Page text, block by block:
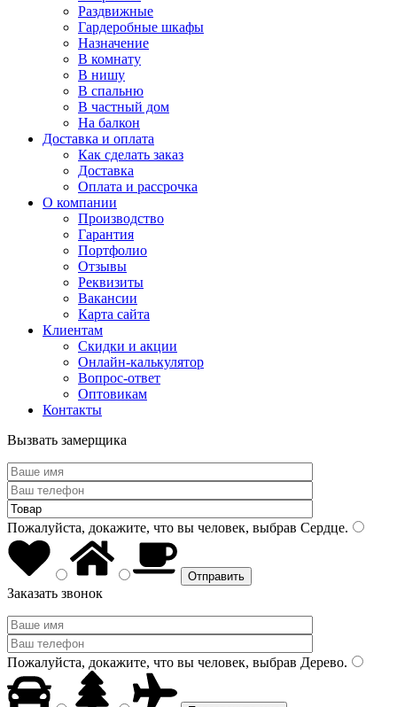
Раздвижные
Гардеробные шкафы
Назначение
В комнату
В нишу
В спальню
В частный дом
На балкон
Доставка и оплата
Как сделать заказ
Доставка
Оплата и рассрочка
О компании
Производство
Гарантия
Портфолио
Отзывы
Реквизиты
Вакансии
Карта сайта
Клиентам
Скидки и акции
Онлайн-калькулятор
Вопрос-ответ
Оптовикам
Контакты
Вызвать замерщика
Пожалуйста, докажите, что вы человек, выбрав Сердце.
Заказать звонок
Пожалуйста, докажите, что вы человек, выбрав Дерево.